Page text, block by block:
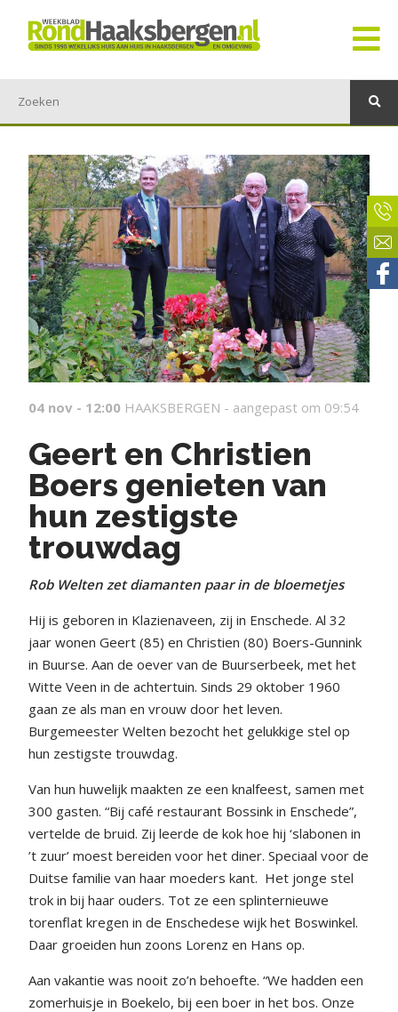
04 nov - 12:00 HAAKSBERGEN - aangepast om 09:54
Geert en Christien
Boers genieten van
hun zestigste
trouwdag
Rob Welten zet diamanten paar in de bloemetjes
Hij is geboren in Klazienaveen, zij in Enschede. Al 32
jaar wonen Geert (85) en Christien (80) Boers-Gunnink
in Buurse. Aan de oever van de Buurserbeek, met het
Witte Veen in de achtertuin. Sinds 29 oktober 1960
gaan ze als man en vrouw door het leven.
Burgemeester Welten bezocht het gelukkige stel op
hun zestigste trouwdag.
Van hun huwelijk maakten ze een knalfeest, samen met
300 gasten. “Bij café restaurant Bossink in Enschede”,
vertelde de bruid. Zij leerde de kok hoe hij ‘slabonen in
’t zuur’ moest bereiden voor het diner. Speciaal voor de
Duitse familie van haar moeders kant. Het jonge stel
trok in bij haar ouders. Tot ze een splinternieuwe
torenflat kregen in de Enschedese wijk het Boswinkel.
Daar groeiden hun zoons Lorenz en Hans op.
Aan vakantie was nooit zo’n behoefte. “We hadden een
zomerhuisje in Boekelo, bij een boer in het bos. Onze